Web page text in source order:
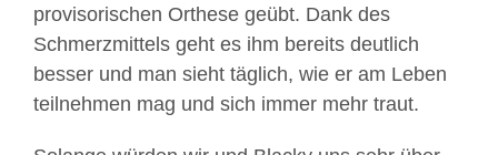
provisorischen Orthese geübt. Dank des
Schmerzmittels geht es ihm bereits deutlich
besser und man sieht täglich, wie er am Leben
teilnehmen mag und sich immer mehr traut.